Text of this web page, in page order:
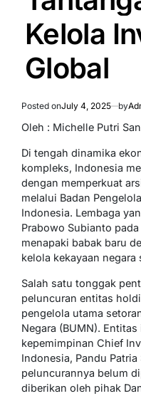
Kelola
Global
Posted onJuly 4, 2025 by
Oleh : Michelle Putri
Di tengah dinamika
kompleks, Indonesia
dengan memperkuat
melalui Badan
Indonesia. Lembaga
Prabowo Subianto
menapaki babak baru
kelola kekayaan
Salah satu tonggak
peluncuran entitas
pengelola utama
Negara (BUMN).
kepemimpinan Chief
Indonesia, Pandu
peluncurannya belum
diberikan oleh pihak